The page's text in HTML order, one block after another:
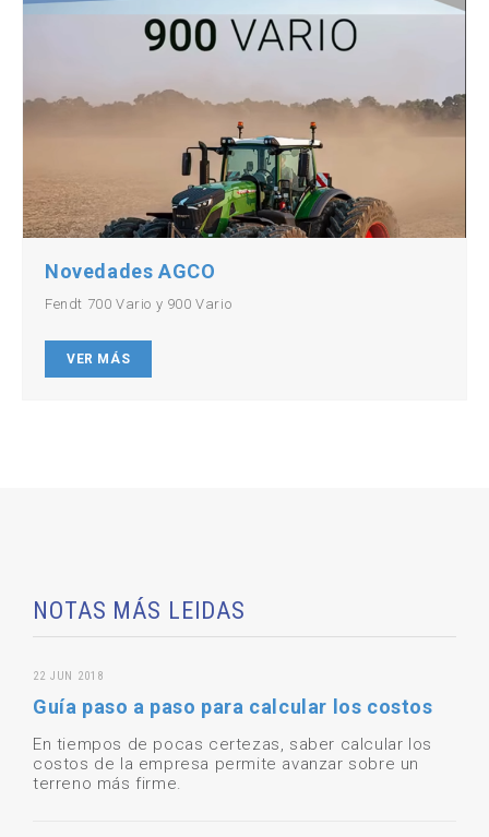
Novedades AGCO
Fendt 700 Vario y 900 Vario
VER MÁS
NOTAS MÁS LEIDAS
22 JUN 2018
Guía paso a paso para calcular los costos
En tiempos de pocas certezas, saber calcular los
costos de la empresa permite avanzar sobre un
terreno más firme.